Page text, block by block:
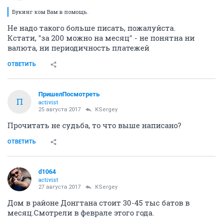
Букинг ком Вам в помощь.
Не надо такого больше писать, пожалуйста.
Кстати, "за 200 можно на месяц" - не понятна ни
валюта, ни периодичность платежей
ОТВЕТИТЬ
П
ПришелПосмотреть
activist
25 августа 2017 KSergey
Прочитать не судьба, то что выше написано?
ОТВЕТИТЬ
d1064
activist
27 августа 2017 KSergey
Дом в районе Донгтана стоит 30-45 тыс батов в
месяц.Смотрели в феврале этого года.